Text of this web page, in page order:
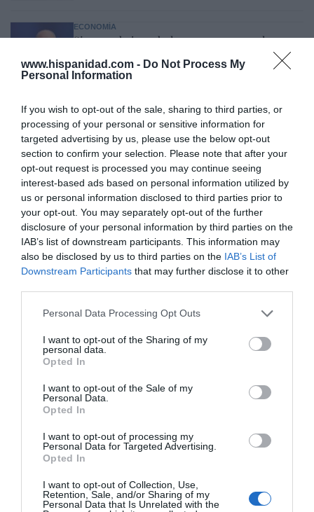
www.hispanidad.com - Do Not Process My
Personal Information
If you wish to opt-out of the sale, sharing to third parties, or
processing of your personal or sensitive information for
targeted advertising by us, please use the below opt-out
section to confirm your selection. Please note that after your
opt-out request is processed you may continue seeing
interest-based ads based on personal information utilized by
us or personal information disclosed to third parties prior to
your opt-out. You may separately opt-out of the further
disclosure of your personal information by third parties on the
IAB’s list of downstream participants. This information may
also be disclosed by us to third parties on the IAB’s List of
Downstream Participants that may further disclose it to other
Personal Data Processing Opt Outs
I want to opt-out of the Sharing of my
personal data.
Opted In
I want to opt-out of the Sale of my
Personal Data.
Opted In
I want to opt-out of processing my
Personal Data for Targeted Advertising.
Opted In
I want to opt-out of Collection, Use,
Retention, Sale, and/or Sharing of my
Personal Data that Is Unrelated with the
ECONOMÍA
Siemens baja en bolsa, pese a que vuelve a
elevar previsiones, tras un trimestre récord
Cristina Martín 06/08/26 15:12
“Sánchez es un sinvergüenza que ha
abandonado a su país, porque Ceuta es
España. Tenemos un Gobierno en
connivencia con Marruecos”: acusa una ceutí
Hispanidad 06/08/26 11:30
Marcelo Gullo: “El trabajo de desmitificar la
historia, de poner la verdadera, de
desmontar la falsificación, es un trabajo
cristiano"
DIARIO DE LA CORRUPCIÓN SANCHISTA
Diario de la corrupción sanchista. La
Audiencia Nacional prorroga seis meses la
ingente material incautado por la UCO
por Redacción
Artículos anteriores